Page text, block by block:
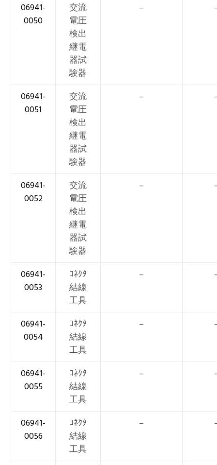
06941-
0050
交流
電圧
検出
継電
器試
験器
–
06941-
0051
交流
電圧
検出
継電
器試
験器
–
06941-
0052
交流
電圧
検出
継電
器試
験器
–
06941-
0053
ｺﾈｸﾀ
結線
工具
–
06941-
0054
ｺﾈｸﾀ
結線
工具
–
06941-
0055
ｺﾈｸﾀ
結線
工具
–
06941-
0056
ｺﾈｸﾀ
結線
工具
–